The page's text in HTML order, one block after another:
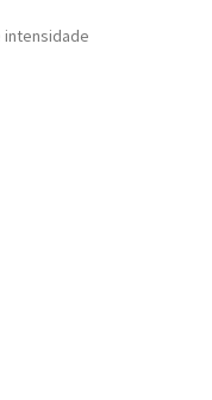
intensidade